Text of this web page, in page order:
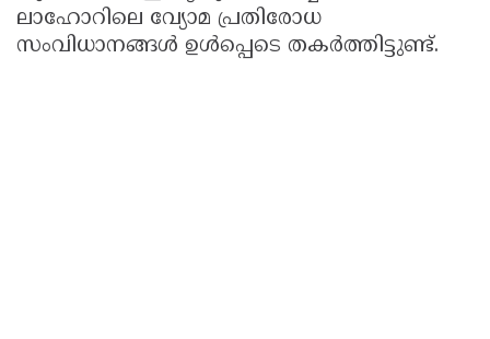
ലാഹോറിലെ വ്യോമ പ്രതിരോധ
സംവിധാനങ്ങൾ ഉൾപ്പെടെ തകർത്തിട്ടുണ്ട്.